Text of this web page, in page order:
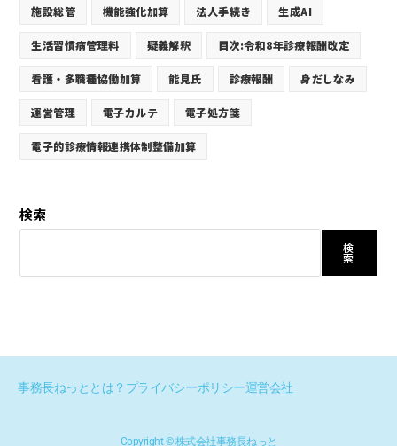
施設総管 機能強化加算 法人手続き 生成AI
生活習慣病管理料 疑義解釈 目次:令和8年診療報酬改定
看護・多職種協働加算 能見氏 診療報酬 身だしなみ
運営管理 電子カルテ 電子処方箋
電子的診療情報連携体制整備加算
検索
検
索
事務長ねっととは？ プライバシーポリシー運営会社
Copyright © 株式会社事務長ねっと